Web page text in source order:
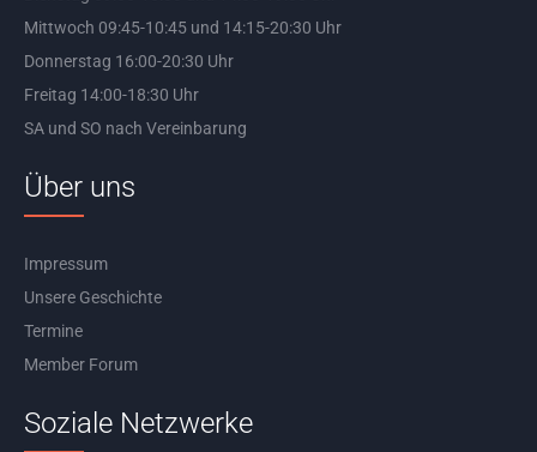
Mittwoch 09:45-10:45 und 14:15-20:30 Uhr
Donnerstag 16:00-20:30 Uhr
Freitag 14:00-18:30 Uhr
SA und SO nach Vereinbarung
Über uns
Impressum
Unsere Geschichte
Termine
Member Forum
Soziale Netzwerke